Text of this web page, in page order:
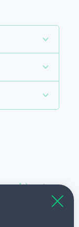
à votre
en élargissant